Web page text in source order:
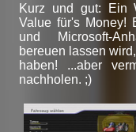
Kurz und gut: Ein
Value für's Money!
und Microsoft-
bereuen lassen
haben! ...aber
nachholen. ;)